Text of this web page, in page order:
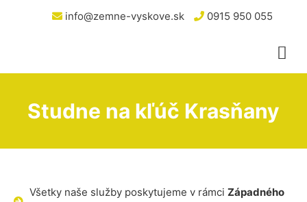
info@zemne-vyskove.sk 0915 950 055
Studne na kľúč Krasňany
Všetky naše služby poskytujeme v rámci Západného